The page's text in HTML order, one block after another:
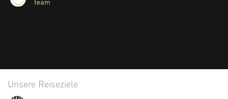
Unsere Reiseziele